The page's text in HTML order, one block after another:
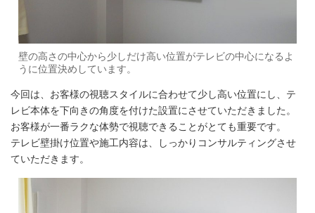
壁の高さの中心から少しだけ高い位置がテレビの中心になるよ
うに位置決めしています。
今回は、お客様の視聴スタイルに合わせて少し高い位置にし、テ
レビ本体を下向きの角度を付けた設置にさせていただきました。
お客様が一番ラクな体勢で視聴できることがとても重要です。
テレビ壁掛け位置や施工内容は、しっかりコンサルティングさせ
ていただきます。